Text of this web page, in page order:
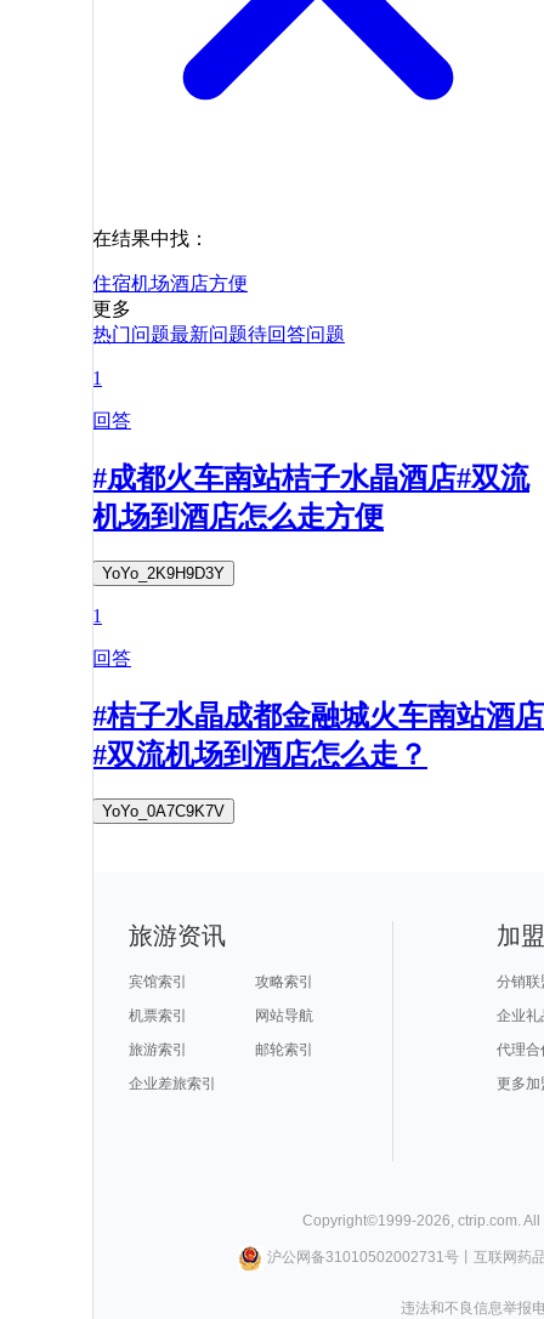
在结果中找：
住宿机场酒店方便
更多
热门问题最新问题待回答问题
1
回答
#成都火车南站桔子水晶酒店#双流
机场到酒店怎么走方便
YoYo_2K9H9D3Y
1
回答
#桔子水晶成都金融城火车南站酒店
#双流机场到酒店怎么走？
YoYo_0A7C9K7V
旅游资讯
宾馆索引
攻略索引
机票索引
网站导航
旅游索引
邮轮索引
企业差旅索引
加
分销联
企业礼
代理合
更多加
Copyright©1999-2026 ctrip.com .
沪公网备31010502002731号丨 互联网药
违法和不良信息举报